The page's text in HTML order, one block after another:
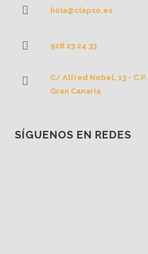
hola@clapso.es
928 23 24 33
C/ Alfred Nobel, 13 - C.P.
Gran Canaria
SÍGUENOS EN REDES